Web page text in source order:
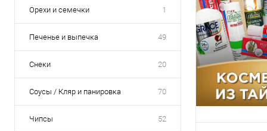
Орехи и семечки 1
Печенье и выпечка 49
Снеки 20
Соусы / Кляр и панировка 70
Чипсы 52
указана в корзине
Для получения
общая сумма
В корзину
Упаковка 100
Ящик 100 шт